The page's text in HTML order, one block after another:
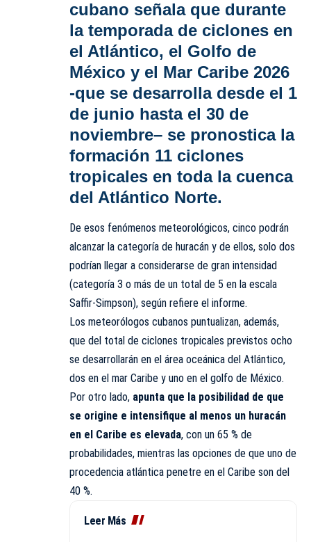
cubano señala que durante
la temporada de ciclones en
el Atlántico, el Golfo de
México y el Mar Caribe 2026
-que se desarrolla desde el 1
de junio hasta el 30 de
noviembre– se pronostica la
formación 11 ciclones
tropicales en toda la cuenca
del Atlántico Norte.
De esos fenómenos meteorológicos, cinco podrán
alcanzar la categoría de huracán y de ellos, solo dos
podrían llegar a considerarse de gran intensidad
(categoría 3 o más de un total de 5 en la escala
Saffir-Simpson), según refiere el informe.
Los meteorólogos cubanos puntualizan, además,
que del total de ciclones tropicales previstos ocho
se desarrollarán en el área oceánica del Atlántico,
dos en el mar Caribe y uno en el golfo de México.
Por otro lado, apunta que la posibilidad de que
se origine e intensifique al menos un huracán
en el Caribe es elevada, con un 65 % de
probabilidades, mientras las opciones de que uno de
procedencia atlántica penetre en el Caribe son del
40 %.
Leer Más